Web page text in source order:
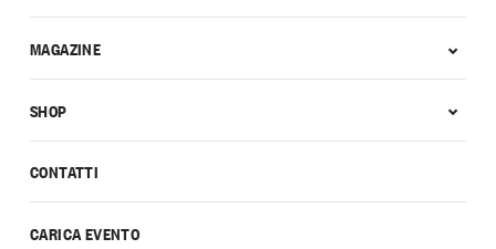
CONTATTI
CARICA EVENTO
MAGAZINE
SHOP